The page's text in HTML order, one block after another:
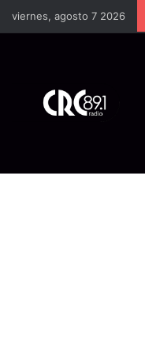
viernes, agosto 7 2026